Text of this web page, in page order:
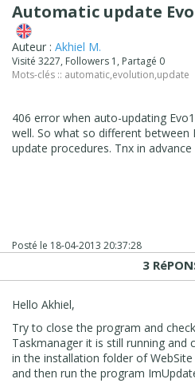
Automatic update
Auteur : Akhiel M.
Visité 3227, Followers 1, Partagé 0
Mots-clés :: automatic,evolution,update
406 error when auto-updating
well. So what so different between
update procedures. Tnx in
Posté le 18-04-2013 20:37:28
3
Hello Akhiel,
Try to close the program and
Taskmanager it is still running and
in the installation folder of WebSite
and then run the program